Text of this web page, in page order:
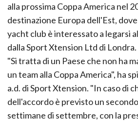
alla prossima Coppa America nel
destinazione Europa dell'Est,
yacht club è interessato a legarsi
dalla Sport Xtension Ltd di Londra.
"Si tratta di un Paese che non ha
un team alla Coppa America", ha
a.d. di Sport Xtension. "In caso di
dell'accordo è previsto un
settimane di settembre, con la